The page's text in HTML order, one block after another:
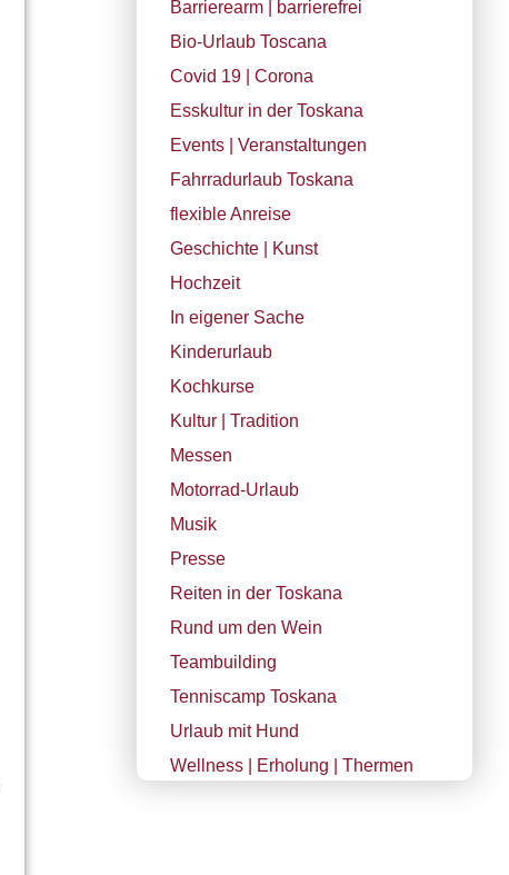
Barrierearm | barrierefrei
Bio-Urlaub Toscana
Covid 19 | Corona
Esskultur in der Toskana
Events | Veranstaltungen
Fahrradurlaub Toskana
flexible Anreise
Geschichte | Kunst
Hochzeit
In eigener Sache
Kinderurlaub
Kochkurse
Kultur | Tradition
Messen
Motorrad-Urlaub
Musik
Presse
Reiten in der Toskana
Rund um den Wein
Teambuilding
Tenniscamp Toskana
Urlaub mit Hund
Wellness | Erholung | Thermen